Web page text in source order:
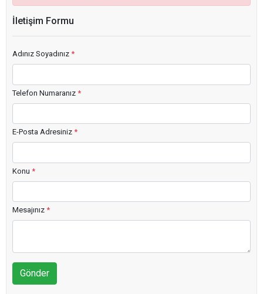
İletişim Formu
Adınız Soyadınız *
Telefon Numaranız *
E-Posta Adresiniz *
Konu *
Mesajınız *
Gönder